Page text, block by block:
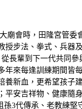
廟會時，田隆宮管委
授步法、拳式、兵器
長輩到下一代共同參
年來每逢訓練期間皆
養新血，更希望孩子
安吉祥物、健康隨
3代傳承、老教練堅